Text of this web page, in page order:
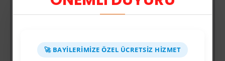
🚀 BAYILERIMIZE ÖZEL ÜCRETSIZ HIZMET
Üyelere Özel Fiyat